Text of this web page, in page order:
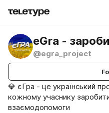
eGra -
@egra_project
💎 єГра - це український
кожному учаснику
взаємодопомоги